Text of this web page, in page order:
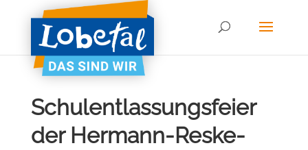
Schulentlassungsfeier
der Hermann-Reske-